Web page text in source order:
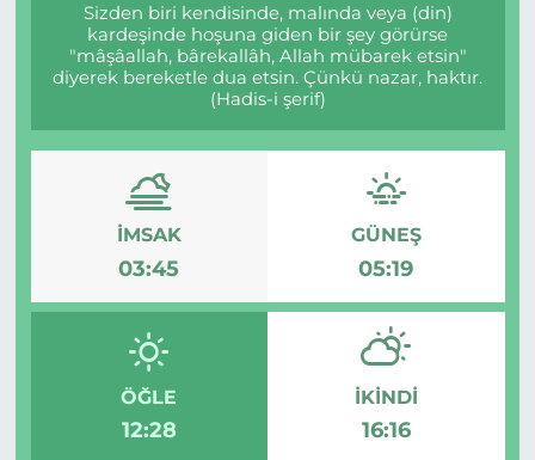
Sizden biri kendisinde, malında veya (din)
kardeşinde hoşuna giden bir şey görürse
"mâşâallah, bârekallâh, Allah mübarek etsin"
diyerek bereketle dua etsin. Çünkü nazar, haktır.
(Hadis-i şerif)
İMSAK
03:45
GÜNEŞ
05:19
ÖĞLE
12:28
İKINDI
16:16
İletişim
Künye
Topluluk Kuralları
Yayın İlkeleri